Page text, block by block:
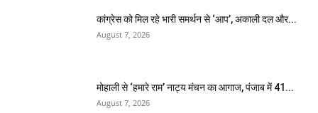
कांग्रेस को मिल रहे भारी समर्थन से ‘आप’, अकाली दल और...
August 7, 2026
मोहाली से ‘हमारे राम’ नाट्य मंचन का आगाज, पंजाब में 41...
August 7, 2026